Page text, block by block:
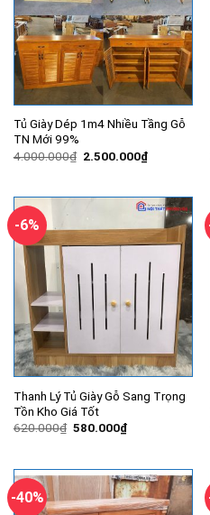
Tủ Giày Dép 1m4 Nhiều Tầng Gỗ
TN Mới 99%
4.000.000₫ Giá
2.500.000₫Giá
hiện
-6%
Thanh Lý Tủ Giày Gỗ Sang Trọng
Tồn Kho Giá Tốt
620.000₫ Giá
580.000₫Giá
hiện
580.000₫.
-40%